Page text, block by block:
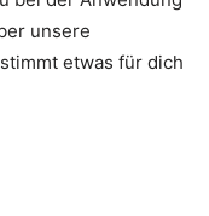
unsere
etwas für dich